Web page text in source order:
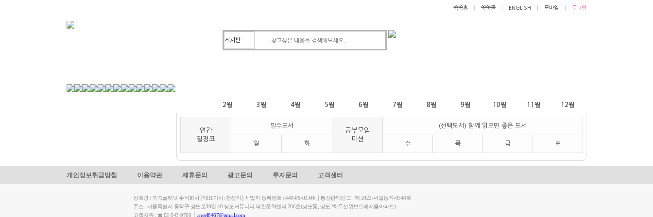
쑥쑥홈 쑥쑥몰 ENGLISH 모바일 로그인
2월 3월 4월 5월 6월 7월 8월 9월 10월 11월 12월
연간
일정표
필수도서
공부모임
미션
(선택도서) 함께 읽으면 좋은 도서
월 화 수 목 금 토
개인정보취급방침 이용약관 제휴문의 광고문의 투자문의 고객센터
상호명 : 쑥쑥플래닛 주식회사│대표이사: 천선아│사업자 등록번호 : 449-88-02346 │통신판매신고 : 제 2022-서울동작-0348호
주소 : 서울특별시 동작구 상도로30길 40 상도커뮤니티 복합문화센터 206호(상도동, 상도2차두산위브트레지움아파트)
고객지원 : ☎ 02-543-9760 │ angel8467@gmail.com